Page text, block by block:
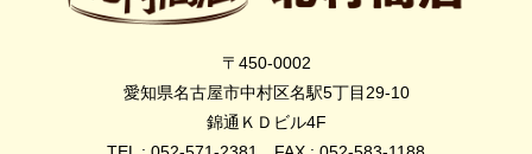
〒450-0002
愛知県名古屋市中村区名駅5丁目29-10
錦通ＫＤビル4F